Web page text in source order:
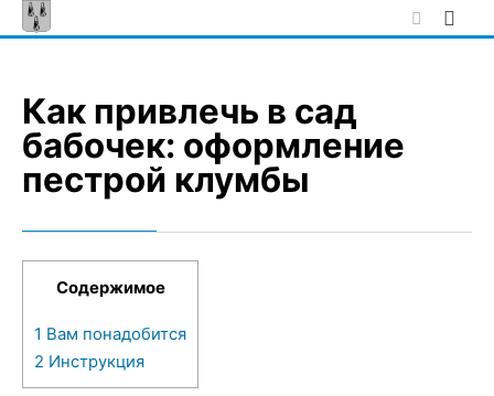
Skip
to
Как привлечь в сад
бабочек: оформление
пестрой клумбы
Содержимое
1 Вам понадобится
2 Инструкция